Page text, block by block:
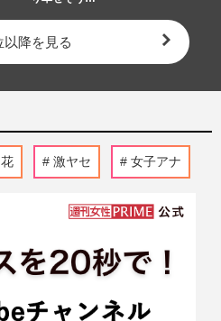
以降を見る
激ヤセ 女子アナ